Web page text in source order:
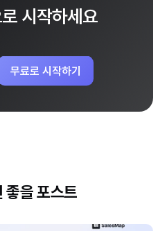
시작하세요
무료로 시작하기
좋을 포스트